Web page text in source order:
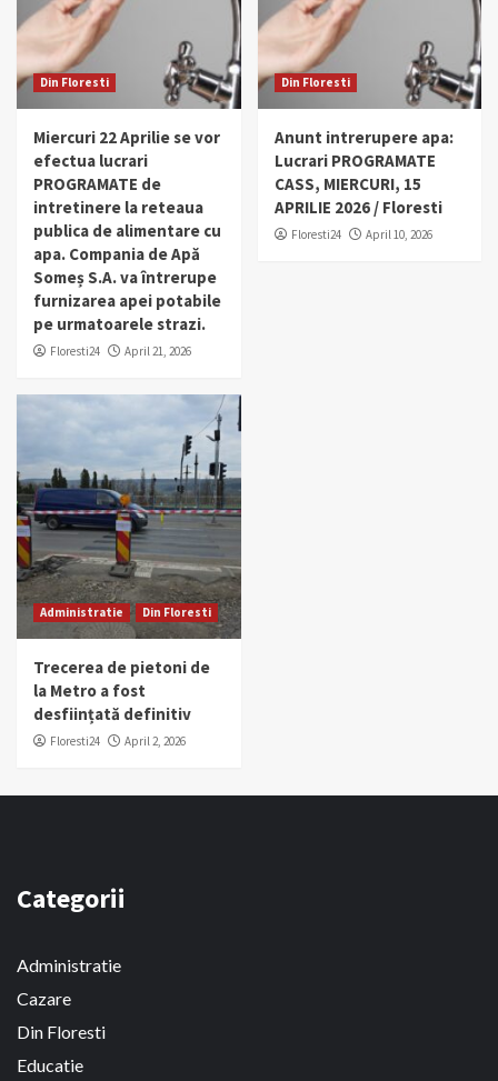
Din Floresti
Miercuri 22 Aprilie se vor
efectua lucrari
PROGRAMATE de
intretinere la reteaua
publica de alimentare cu
apa. Compania de Apă
Someș S.A. va întrerupe
furnizarea apei potabile
pe urmatoarele strazi.
Floresti24 April 21, 2026
Din Floresti
Anunt intrerupere apa:
Lucrari PROGRAMATE
CASS, MIERCURI, 15
APRILIE 2026 / Floresti
Floresti24 April 10, 2026
Administratie Din Floresti
Trecerea de pietoni de
la Metro a fost
desființată definitiv
Floresti24 April 2, 2026
Categorii
Administratie
Cazare
Din Floresti
Educatie